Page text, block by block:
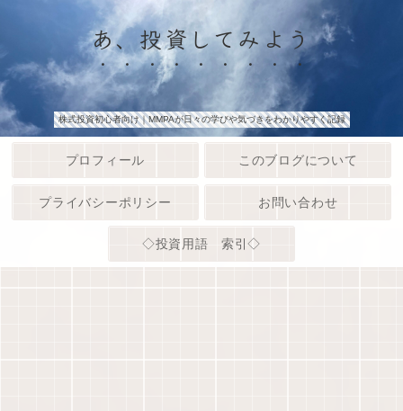
あ、投資してみよう
株式投資初心者向け｜MMPAが日々の学びや気づきをわかりやすく記録
プロフィール このブログについて
プライバシーポリシー お問い合わせ
◇投資用語 索引◇